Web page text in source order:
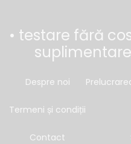
• testare fără
suplimentare
Despre noi
Termeni și condiții
Contact